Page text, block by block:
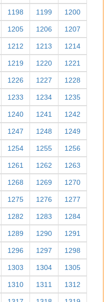
1198 1199 1200
1205 1206 1207
1212 1213 1214
1219 1220 1221
1226 1227 1228
1233 1234 1235
1240 1241 1242
1247 1248 1249
1254 1255 1256
1261 1262 1263
1268 1269 1270
1275 1276 1277
1282 1283 1284
1289 1290 1291
1296 1297 1298
1303 1304 1305
1310 1311 1312